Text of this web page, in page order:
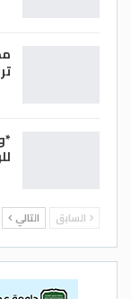
السابق التالي